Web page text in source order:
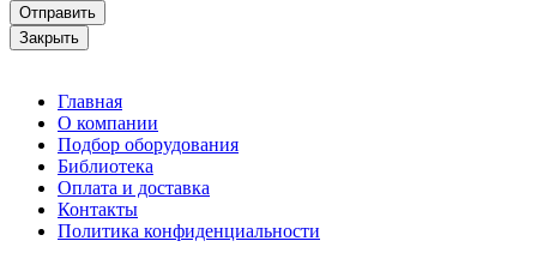
Отправить
Закрыть
Главная
О компании
Подбор оборудования
Библиотека
Оплата и доставка
Контакты
Политика конфиденциальности